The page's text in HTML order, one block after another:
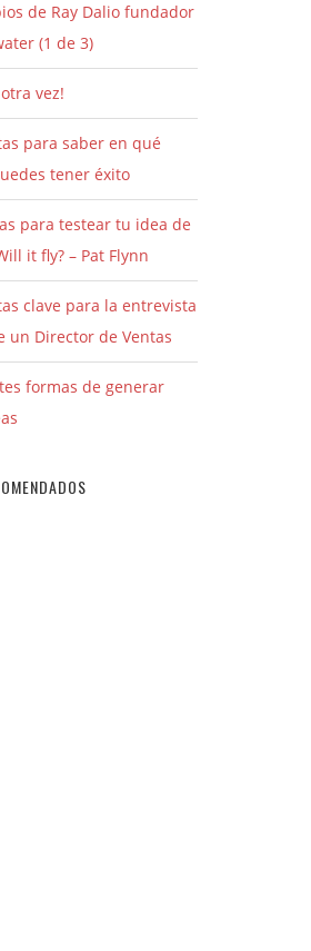
de Ray Dalio fundador
(1 de 3)
vez!
para saber en qué
tener éxito
para testear tu idea de
it fly? – Pat Flynn
clave para la entrevista
un Director de Ventas
formas de generar